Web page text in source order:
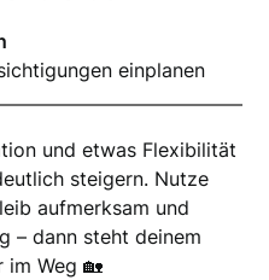
einplanen
und etwas Flexibilität
steigern. Nutze
aufmerksam und
– dann steht deinem
im Weg 🏡